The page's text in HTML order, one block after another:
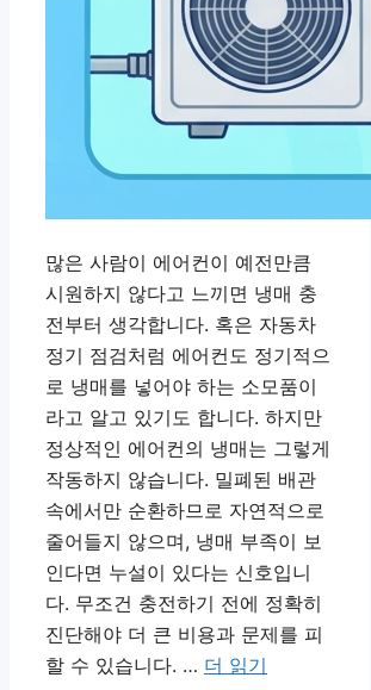
많은 사람이 에어컨이 예전만큼
시원하지 않다고 느끼면 냉매 충
전부터 생각합니다. 혹은 자동차
정기 점검처럼 에어컨도 정기적으
로 냉매를 넣어야 하는 소모품이
라고 알고 있기도 합니다. 하지만
정상적인 에어컨의 냉매는 그렇게
작동하지 않습니다. 밀폐된 배관
속에서만 순환하므로 자연적으로
줄어들지 않으며, 냉매 부족이 보
인다면 누설이 있다는 신호입니
다. 무조건 충전하기 전에 정확히
진단해야 더 큰 비용과 문제를 피
할 수 있습니다. … 더 읽기